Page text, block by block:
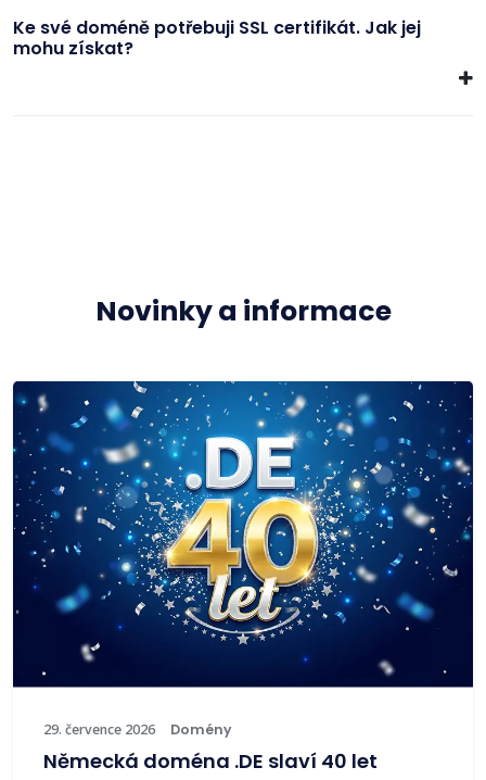
Ke své doméně potřebuji SSL certifikát. Jak jej
mohu získat?
Novinky a informace
29. července 2026 Domény
Německá doména .DE slaví 40 let